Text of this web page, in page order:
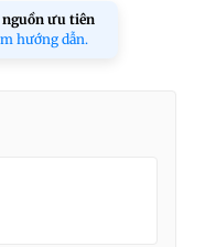
nguồn ưu tiên
hướng dẫn.